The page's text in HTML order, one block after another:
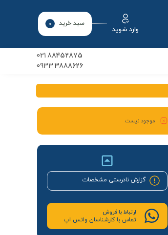
وارد شوید
سبد خرید 0
88452875
021
3888626
0933
موجود نیست
گزارش نادرستی مشخصات
ارتباط با فروش
تماس با کارشناسان واتس اپ